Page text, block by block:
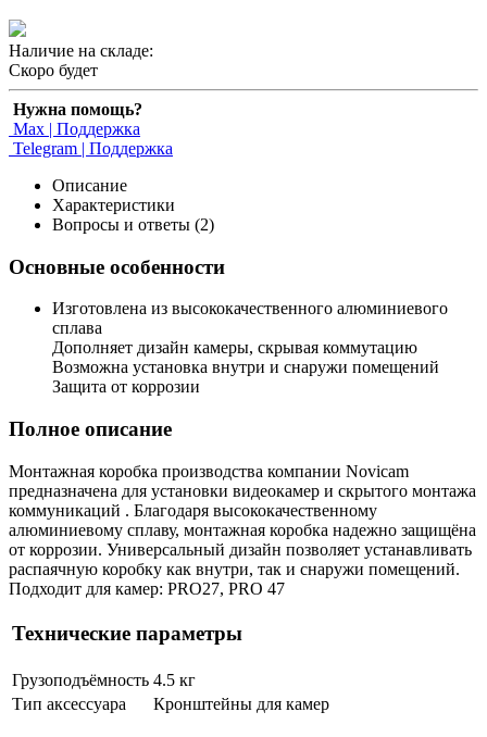
Наличие на складе:
Скоро будет
Нужна помощь?
Max | Поддержка
Telegram | Поддержка
Описание
Характеристики
Вопросы и ответы (2)
Основные особенности
Изготовлена из высококачественного алюминиевого
сплава
Дополняет дизайн камеры, скрывая коммутацию
Возможна установка внутри и снаружи помещений
Защита от коррозии
Полное описание
Монтажная коробка производства компании Novicam
предназначена для установки видеокамер и скрытого монтажа
коммуникаций . Благодаря высококачественному
алюминиевому сплаву, монтажная коробка надежно защищёна
от коррозии. Универсальный дизайн позволяет устанавливать
распаячную коробку как внутри, так и снаружи помещений.
Подходит для камер: PRO27, PRO 47
Технические параметры
Грузоподъёмность 4.5 кг
Тип аксессуара
Кронштейны для камер